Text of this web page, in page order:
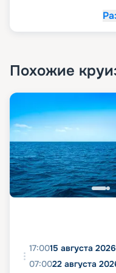
бронирования
определиться с
каютой. Также
характеристики.
палуб и кают,
путевку в тур.
Похожие
17:0015 августа 2026
07:0022 августа